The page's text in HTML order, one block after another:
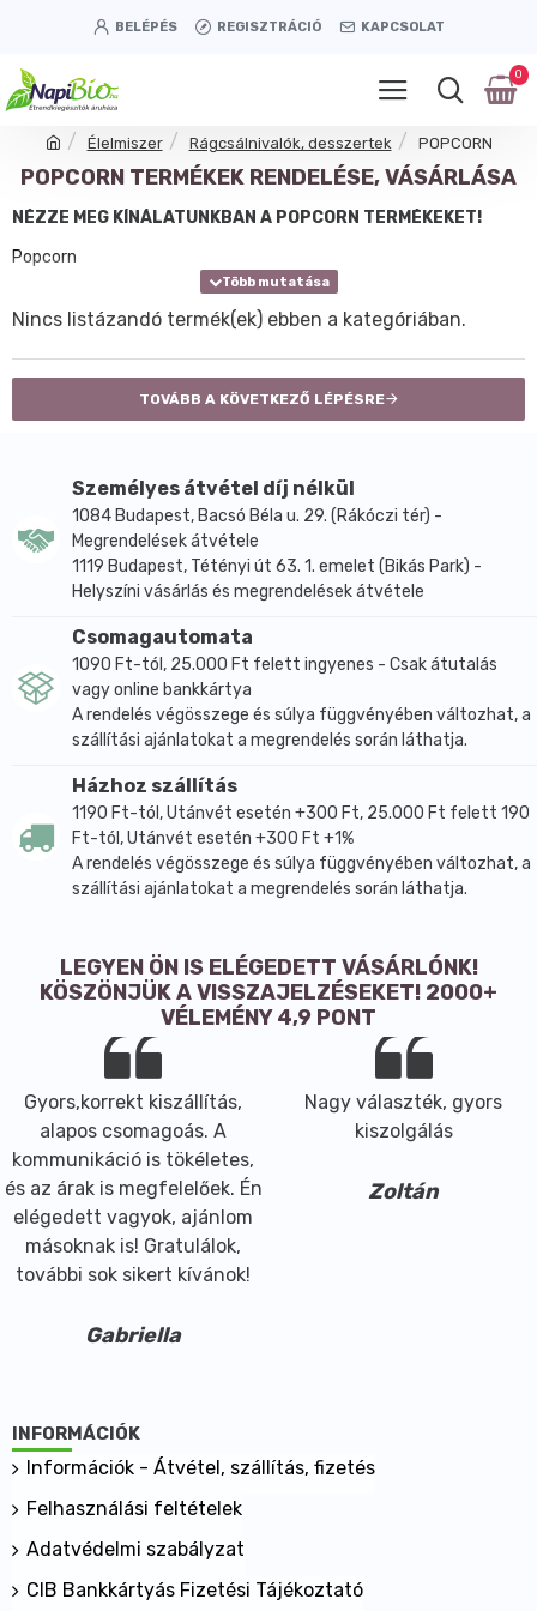
BELÉPÉS REGISZTRÁCIÓ KAPCSOLAT
0
Élelmiszer Rágcsálnivalók, desszertek POPCORN
POPCORN TERMÉKEK RENDELÉSE, VÁSÁRLÁSA
NÉZZE MEG KÍNÁLATUNKBAN A POPCORN TERMÉKEKET!
Popcorn
Nincs listázandó termék(ek) ebben a kategóriában.
TOVÁBB A KÖVETKEZŐ LÉPÉSRE
Személyes átvétel díj nélkül
1084 Budapest, Bacsó Béla u. 29. (Rákóczi tér) -
Megrendelések átvétele
1119 Budapest, Tétényi út 63. 1. emelet (Bikás Park) -
Helyszíni vásárlás és megrendelések átvétele
Csomagautomata
1090 Ft-tól, 25.000 Ft felett ingyenes - Csak átutalás
vagy online bankkártya
A rendelés végösszege és súlya függvényében változhat, a
szállítási ajánlatokat a megrendelés során láthatja.
Házhoz szállítás
1190 Ft-tól, Utánvét esetén +300 Ft, 25.000 Ft felett 190
Ft-tól, Utánvét esetén +300 Ft +1%
A rendelés végösszege és súlya függvényében változhat, a
szállítási ajánlatokat a megrendelés során láthatja.
LEGYEN ÖN IS ELÉGEDETT VÁSÁRLÓNK!
KÖSZÖNJÜK A VISSZAJELZÉSEKET! 2000+
VÉLEMÉNY 4,9 PONT
Gyors,korrekt kiszállítás,
alapos csomagoás. A
kommunikáció is tökéletes,
és az árak is megfelelőek. Én
elégedett vagyok, ajánlom
másoknak is! Gratulálok,
további sok sikert kívánok!
Gabriella
Nagy választék, gyors
kiszolgálás
Zoltán
INFORMÁCIÓK
Információk - Átvétel, szállítás, fizetés
Felhasználási feltételek
Adatvédelmi szabályzat
CIB Bankkártyás Fizetési Tájékoztató